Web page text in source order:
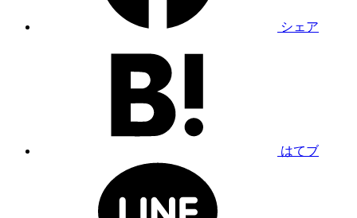
シェア
はてブ